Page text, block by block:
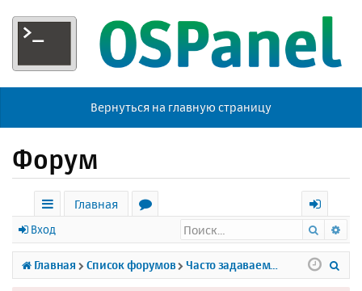
Вернуться на главную страницу
Форум
с
ы
л
Главная
р
у
х
о
д
Вход Поиск
Главная Список форумов Часто задаваемые вопросы